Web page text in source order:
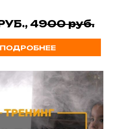
4900 руб.
ПОДРОБНЕЕ